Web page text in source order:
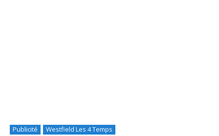
Publicité Westfield Les 4 Temps